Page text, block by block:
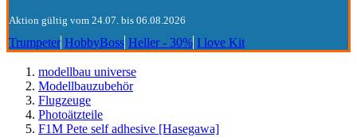
Aktion gültig vom 24.07. bis 06.08.2026
Trumpeter HobbyBoss Heller - 30% I love Kit
modellbau universe
Modellbauzubehör
Flugzeuge
Photoätzteile
F1M Pete self adhesive [Hasegawa]